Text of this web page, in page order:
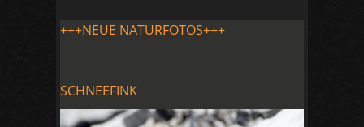
+++NEUE NATURFOTOS+++
SCHNEEFINK